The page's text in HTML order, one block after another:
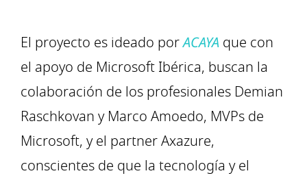
El proyecto es ideado porACAYA que con
el apoyo de Microsoft Ibérica, buscan la
colaboración de los profesionales Demian
Raschkovan y Marco Amoedo, MVPs de
Microsoft, y el partner Axazure,
conscientes de que la tecnología y el